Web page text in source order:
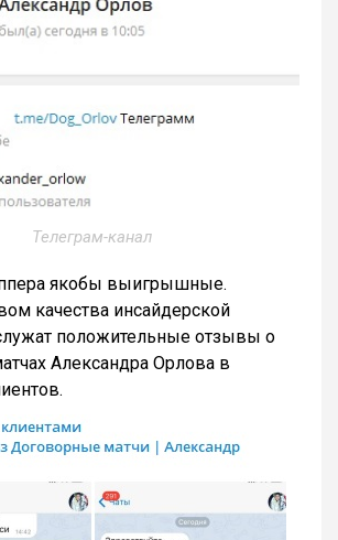
Телеграм-канал
якобы выигрышные.
качества инсайдерской
положительные отзывы о
Александра Орлова в